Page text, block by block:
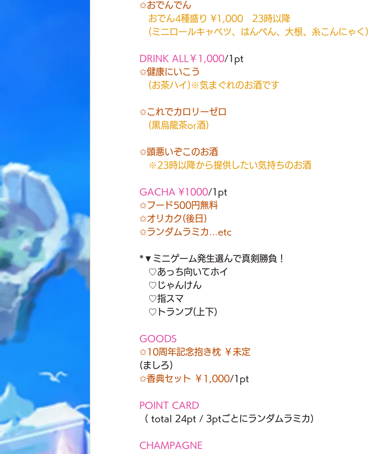
✩おでんでん
おでん4種盛り ¥1,000　23時以降
(ミニロールキャベツ、はんぺん、大根、糸こんにゃく)
DRINK ALL￥1,000/1pt
✩健康にいこう
(お茶ハイ)※気まぐれのお酒です
✩これでカロリーゼロ
(黒烏龍茶or酒)
✩頭悪いぞこのお酒
※23時以降から提供したい気持ちのお酒
GACHA ¥1000/1pt
✩フード500円無料
✩オリカク(後日)
✩ランダムラミカ…etc
*▼ミニゲーム発生選んで真剣勝負！
♡あっち向いてホイ
♡じゃんけん
♡指スマ
♡トランプ(上下）
GOODS
✩10周年記念抱き枕 ￥未定
(ましろ)
✩香典セット ￥1,000/1pt
POINT CARD
（ total 24pt / 3ptごとにランダムラミカ）
CHAMPAGNE